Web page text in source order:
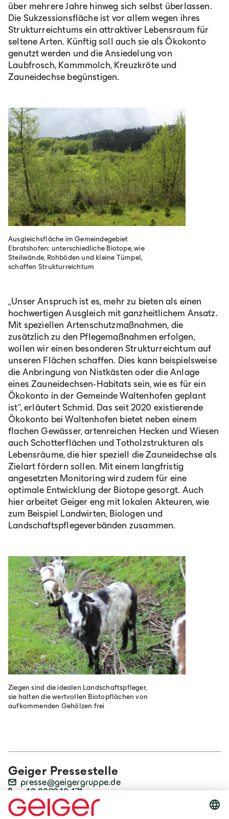
Geiger Pressestelle
presse@geigergruppe.de
+49 8322 18-171
über mehrere Jahre hinweg sich selbst überlassen.
Die Sukzessionsfläche ist vor allem wegen ihres
Strukturreichtums ein attraktiver Lebensraum für
seltene Arten. Künftig soll auch sie als Ökokonto
genutzt werden und die Ansiedelung von
Laubfrosch, Kammmolch, Kreuzkröte und
Zauneidechse begünstigen.
Ausgleichsfläche im Gemeindegebiet
Ebratshofen: unterschiedliche Biotope, wie
Steilwände, Rohböden und kleine Tümpel,
schaffen Strukturreichtum
„Unser Anspruch ist es, mehr zu bieten als einen
hochwertigen Ausgleich mit ganzheitlichem Ansatz.
Mit speziellen Artenschutzmaßnahmen, die
zusätzlich zu den Pflegemaßnahmen erfolgen,
wollen wir einen besonderen Strukturreichtum auf
unseren Flächen schaffen. Dies kann beispielsweise
die Anbringung von Nistkästen oder die Anlage
eines Zauneidechsen-Habitats sein, wie es für ein
Ökokonto in der Gemeinde Waltenhofen geplant
ist“, erläutert Schmid. Das seit 2020 existierende
Ökokonto bei Waltenhofen bietet neben einem
flachen Gewässer, artenreichen Hecken und Wiesen
auch Schotterflächen und Totholzstrukturen als
Lebensräume, die hier speziell die Zauneidechse als
Zielart fördern sollen. Mit einem langfristig
angesetzten Monitoring wird zudem für eine
optimale Entwicklung der Biotope gesorgt. Auch
hier arbeitet Geiger eng mit lokalen Akteuren, wie
zum Beispiel Landwirten, Biologen und
Landschaftspflegeverbänden zusammen.
Ziegen sind die idealen Landschaftspfleger,
sie halten die wertvollen Biotopflächen von
aufkommenden Gehölzen frei